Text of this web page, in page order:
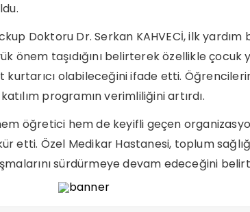
Doktoru Dr. Serkan KAHVECİ, ilk yardım
önem taşıdığını belirterek özellikle çocuk
kurtarıcı olabileceğini ifade etti.
programın verimliliğini artırdı.
öğretici hem de keyifli geçen
etti. Özel Medikar Hastanesi, toplum
sürdürmeye devam edeceğini